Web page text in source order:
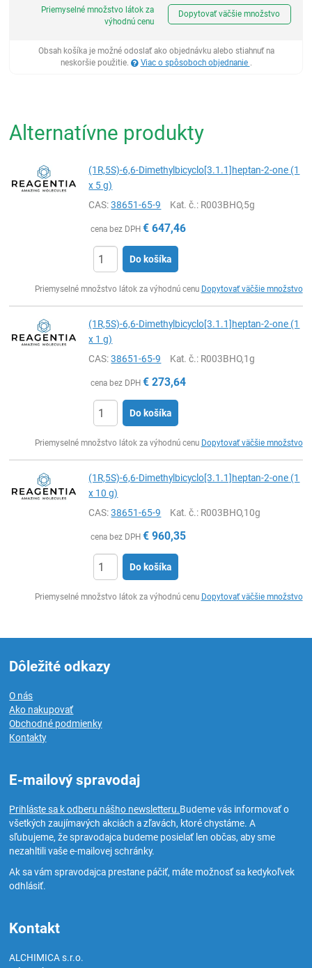
Priemyselné množstvo látok za
výhodnú cenu
Dopytovať väčšie množstvo
Obsah košíka je možné odoslať ako objednávku alebo stiahnuť na
neskoršie použitie.
Viac o spôsoboch objednanie .
Alternatívne produkty
(1R,5S)-6,6-Dimethylbicyclo[3.1.1]heptan-2-one (1
x 5 g)
CAS:38651-65-9 Kat. č.: R003BHO,5g
cena bez DPH € 647,46
Do košíka
Priemyselné množstvo látok za výhodnú cenu Dopytovať väčšie množstvo
(1R,5S)-6,6-Dimethylbicyclo[3.1.1]heptan-2-one (1
x 1 g)
CAS:38651-65-9 Kat. č.: R003BHO,1g
cena bez DPH € 273,64
Do košíka
Priemyselné množstvo látok za výhodnú cenu Dopytovať väčšie množstvo
(1R,5S)-6,6-Dimethylbicyclo[3.1.1]heptan-2-one (1
x 10 g)
CAS:38651-65-9 Kat. č.: R003BHO,10g
cena bez DPH € 960,35
Do košíka
Priemyselné množstvo látok za výhodnú cenu Dopytovať väčšie množstvo
Dôležité odkazy
O nás
Ako nakupovať
Obchodné podmienky
Kontakty
E-mailový spravodaj
Prihláste sa k odberu nášho newsletteru.Budeme vás informovať o
všetkých zaujímavých akciách a zľavách, ktoré chystáme. A
sľubujeme, že spravodajca budeme posielať len občas, aby sme
nezahltili vaše e-mailovej schránky.
Ak sa vám spravodajca prestane páčiť, máte možnosť sa kedykoľvek
odhlásiť.
Kontakt
ALCHIMICA s.r.o.